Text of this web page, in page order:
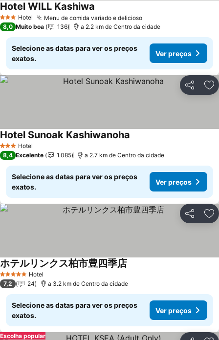
3 EstrelasHotel Menu de comida variado e deliciosoVer preços
Hotel WILL Kashiwa
8,0 Muito boa 136 a 2.2 km de Centro da cidade
Selecione as datas para ver os preços
exatos.
Ver preços
Partilhar
3 EstrelasHotel
Hotel Sunoak Kashiwanoha
8,4 Excelente 1.085 a 2.7 km de Centro da cidade
Selecione as datas para ver os preços
exatos.
Ver preços
Partilhar
5 Estrelas Hotel
ホテルリンクス柏市豊四季店
7,2 24 a 3.2 km de Centro da cidade
Selecione as datas para ver os preços
exatos.
Ver preços
Escolha popular